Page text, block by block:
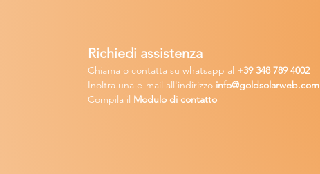
Richiedi assistenza
Chiama o contatta su whatsapp al +39 348 789 4002
Inoltra una e-mail all'indirizzo info@goldsolarweb.com
Compila il Modulo di contatto